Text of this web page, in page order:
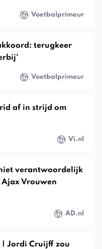
Voetbalprimeur
terugkeer
Voetbalprimeur
af in strijd om
Vi.nl
verantwoordelijk
Vrouwen
AD.nl
| Jordi Cruijff zou